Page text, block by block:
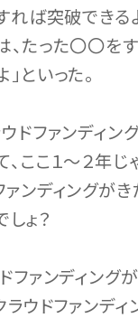
れば突破できる
、たった〇〇を
といった。
ドファンディ
ここ１〜２年じ
ンディングがき
ょ？
ファンディング
ラウドファンデ